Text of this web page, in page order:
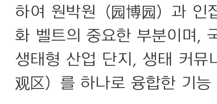
하여 원박원（园博园）과 인
화 벨트의 중요한 부분이며,
생태형 산업 단지, 생태 커
观区）를 하나로 융합한 기